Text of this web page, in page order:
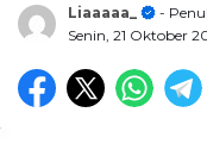
Liaaaaa_
-
Senin, 21 Oktober